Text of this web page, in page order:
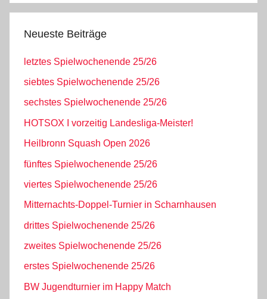
Neueste Beiträge
letztes Spielwochenende 25/26
siebtes Spielwochenende 25/26
sechstes Spielwochenende 25/26
HOTSOX I vorzeitig Landesliga-Meister!
Heilbronn Squash Open 2026
fünftes Spielwochenende 25/26
viertes Spielwochenende 25/26
Mitternachts-Doppel-Turnier in Scharnhausen
drittes Spielwochenende 25/26
zweites Spielwochenende 25/26
erstes Spielwochenende 25/26
BW Jugendturnier im Happy Match